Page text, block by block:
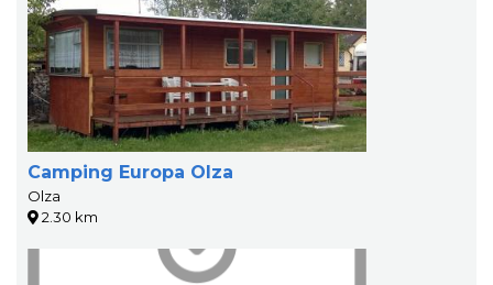
Camping Europa Olza
Olza
2.30 km